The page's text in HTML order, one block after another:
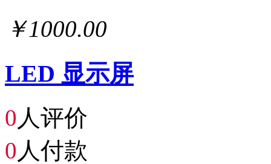
￥1000.00
LED 显示屏
0 人评价
0 人付款